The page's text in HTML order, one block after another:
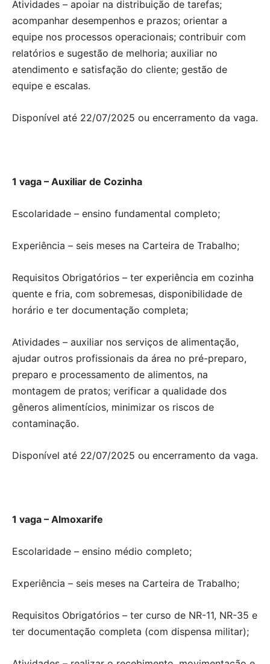
Atividades – apoiar na distribuição de tarefas;
acompanhar desempenhos e prazos; orientar a
equipe nos processos operacionais; contribuir com
relatórios e sugestão de melhoria; auxiliar no
atendimento e satisfação do cliente; gestão de
equipe e escalas.
Disponível até 22/07/2025 ou encerramento da vaga.
1 vaga – Auxiliar de Cozinha
Escolaridade – ensino fundamental completo;
Experiência – seis meses na Carteira de Trabalho;
Requisitos Obrigatórios – ter experiência em cozinha
quente e fria, com sobremesas, disponibilidade de
horário e ter documentação completa;
Atividades – auxiliar nos serviços de alimentação,
ajudar outros profissionais da área no pré-preparo,
preparo e processamento de alimentos, na
montagem de pratos; verificar a qualidade dos
gêneros alimentícios, minimizar os riscos de
contaminação.
Disponível até 22/07/2025 ou encerramento da vaga.
1 vaga – Almoxarife
Escolaridade – ensino médio completo;
Experiência – seis meses na Carteira de Trabalho;
Requisitos Obrigatórios – ter curso de NR-11, NR-35 e
ter documentação completa (com dispensa militar);